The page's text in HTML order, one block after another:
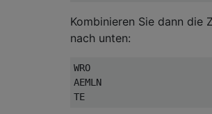
Kombinieren Sie dann die
nach unten:
WRO
AEMLN